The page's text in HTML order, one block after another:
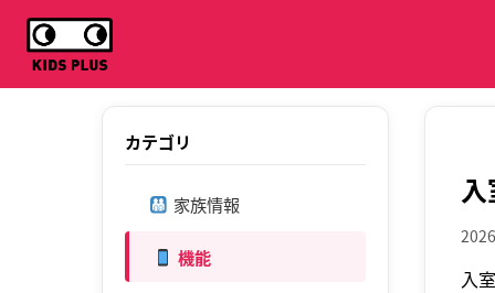
カテゴリ
家族情報
機能
入